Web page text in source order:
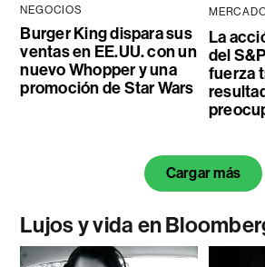
NEGOCIOS
Burger King dispara sus
ventas en EE.UU. con un
nuevo Whopper y una
promoción de Star Wars
La
del
fuerza
Cargar más
Lujos y vida en